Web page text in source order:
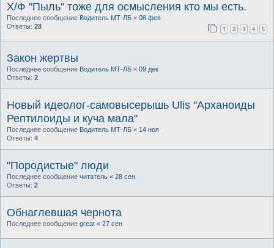
Х/Ф "Пыль" тоже для осмысления кто мы есть.
Последнее сообщение Водитель МТ-ЛБ « 08 фев
Ответы: 28 1 2 3 4 5
Закон жертвы
Последнее сообщение Водитель МТ-ЛБ « 09 дек
Ответы: 2
Новый идеолог-самовысерышь Ulis "Арханоиды
Рептилоиды и куча мала"
Последнее сообщение Водитель МТ-ЛБ « 14 ноя
Ответы: 4
"Породистые" люди
Последнее сообщение читатель « 28 сен
Ответы: 2
Обнаглевшая чернота
Последнее сообщение great « 27 сен